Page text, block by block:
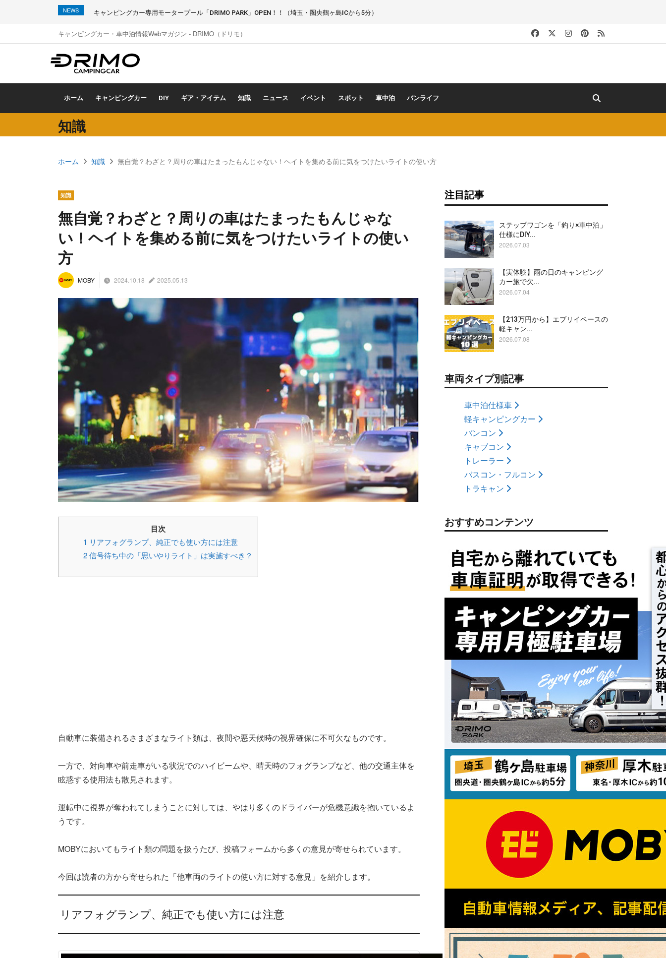
NEWS キャンピングカー専用モータープール「DRIMO PARK」OPEN！！（埼玉・圏央鶴ヶ島ICから5分）
キャンピングカー・車中泊情報Webマガジン - DRIMO（ドリモ）
ホーム キャンピングカー DIY ギア・アイテム 知識 ニュース イベント スポット 車中泊 バンライフ
知識
ホーム 知識 無自覚？わざと？周りの車はたまったもんじゃない！ヘイトを集める前に気をつけたいライトの使い方
知識
無自覚？わざと？周りの車はたまったもんじゃな
い！ヘイトを集める前に気をつけたいライトの使い
方
MOBY 2024.10.18 2025.05.13
目次
1 リアフォグランプ、純正でも使い方には注意
2信号待ち中の「思いやりライト」は実施すべき？
自動車に装備されるさまざまなライト類は、夜間や悪天候時の視界確保に不可欠なものです。
一方で、対向車や前走車がいる状況でのハイビームや、晴天時のフォグランプなど、他の交通主体を
眩惑する使用法も散見されます。
運転中に視界が奪われてしまうことに対しては、やはり多くのドライバーが危機意識を抱いているよ
うです。
MOBYにおいてもライト類の問題を扱うたび、投稿フォームから多くの意見が寄せられています。
今回は読者の方から寄せられた「他車両のライトの使い方に対する意見」を紹介します。
リアフォグランプ、純正でも使い方には注意
注目記事
ステップワゴンを「釣り×車中泊」
仕様にDIY...
2026.07.03
【実体験】雨の日のキャンピング
カー旅で欠...
2026.07.04
【213万円から】エブリイベースの
軽キャン...
2026.07.08
車両タイプ別記事
車中泊仕様車
軽キャンピングカー
バンコン
キャブコン
トレーラー
バスコン・フルコン
トラキャン
おすすめコンテンツ